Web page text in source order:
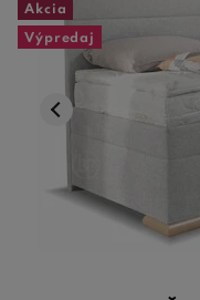
Akcia
Výpredaj